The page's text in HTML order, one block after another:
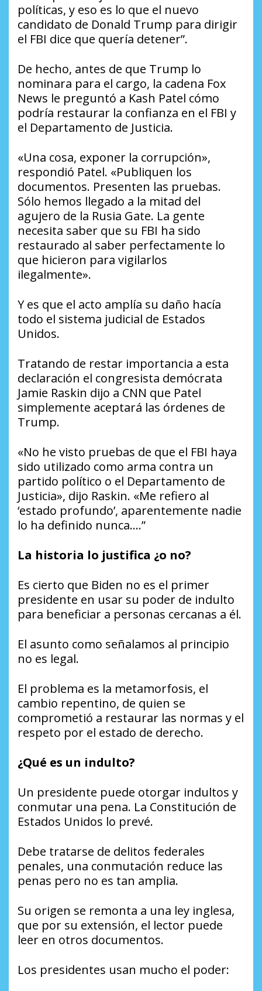
políticas, y eso es lo que el nuevo
candidato de Donald Trump para dirigir
el FBI dice que quería detener”.
De hecho, antes de que Trump lo
nominara para el cargo, la cadena Fox
News le preguntó a Kash Patel cómo
podría restaurar la confianza en el FBI y
el Departamento de Justicia.
«Una cosa, exponer la corrupción»,
respondió Patel. «Publiquen los
documentos. Presenten las pruebas.
Sólo hemos llegado a la mitad del
agujero de la Rusia Gate. La gente
necesita saber que su FBI ha sido
restaurado al saber perfectamente lo
que hicieron para vigilarlos
ilegalmente».
Y es que el acto amplía su daño hacía
todo el sistema judicial de Estados
Unidos.
Tratando de restar importancia a esta
declaración el congresista demócrata
Jamie Raskin dijo a CNN que Patel
simplemente aceptará las órdenes de
Trump.
«No he visto pruebas de que el FBI haya
sido utilizado como arma contra un
partido político o el Departamento de
Justicia», dijo Raskin. «Me refiero al
‘estado profundo’, aparentemente nadie
lo ha definido nunca….”
La historia lo justifica ¿o no?
Es cierto que Biden no es el primer
presidente en usar su poder de indulto
para beneficiar a personas cercanas a él.
El asunto como señalamos al principio
no es legal.
El problema es la metamorfosis, el
cambio repentino, de quien se
comprometió a restaurar las normas y el
respeto por el estado de derecho.
¿Qué es un indulto?
Un presidente puede otorgar indultos y
conmutar una pena. La Constitución de
Estados Unidos lo prevé.
Debe tratarse de delitos federales
penales, una conmutación reduce las
penas pero no es tan amplia.
Su origen se remonta a una ley inglesa,
que por su extensión, el lector puede
leer en otros documentos.
Los presidentes usan mucho el poder: